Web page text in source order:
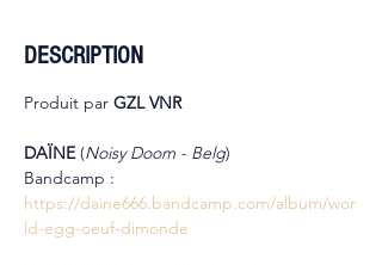
DESCRIPTION
Produit par GZL VNR
DAÏNE (Noisy Doom - Belg)
Bandcamp :
https://daine666.bandcamp.com/album/wor
ld-egg-oeuf-dimonde